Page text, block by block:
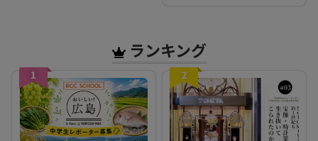
ランキング
1 2